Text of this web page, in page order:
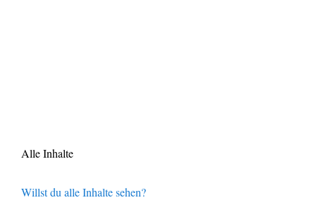
Alle Inhalte
Willst du alle Inhalte sehen?